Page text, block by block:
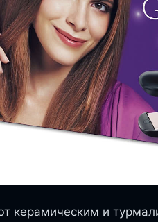
керамическим и